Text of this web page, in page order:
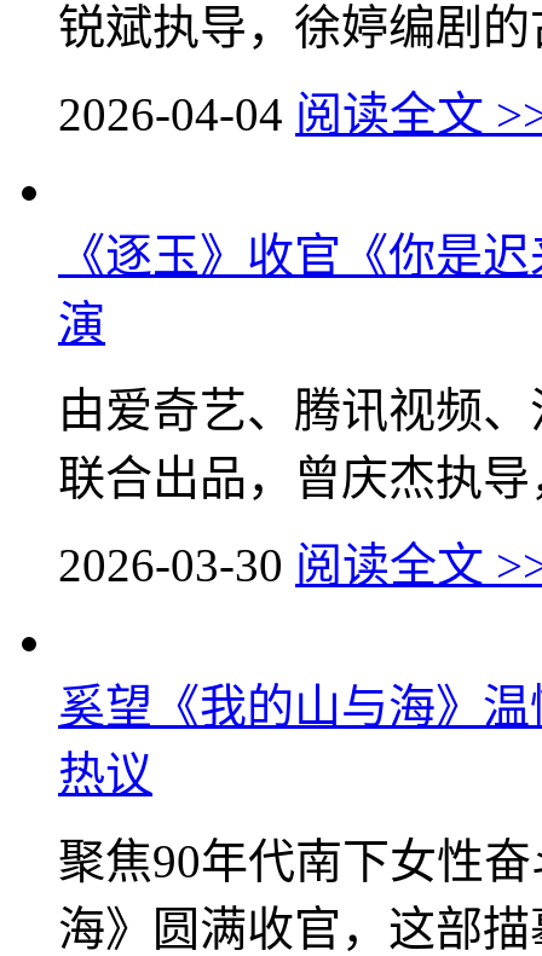
锐斌执导，徐婷编剧
2026-04-04 阅读全文
《逐玉》收官《你是
演
由爱奇艺、腾讯视频
联合出品，曾庆杰执
2026-03-30 阅读全文
奚望《我的山与海》
热议
聚焦90年代南下女性
海》圆满收官，这部